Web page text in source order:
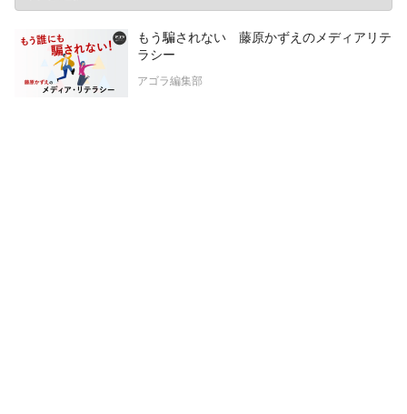
もう騙されない 藤原かずえのメディアリテ
ラシー
アゴラ編集部